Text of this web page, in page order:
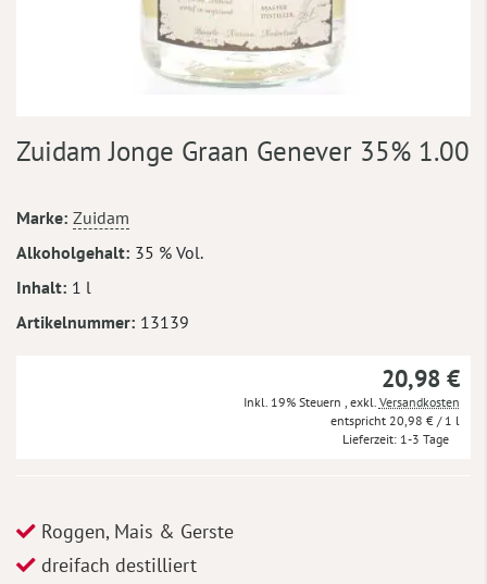
Anfang
springen
Zuidam Jonge Graan Genever 35% 1.00
Mehr
Informationen
Marke Zuidam
Alkoholgehalt 35 % Vol.
Inhalt 1 l
Artikelnummer 13139
20,98 €
Inkl. 19% Steuern exkl. Versandkosten
20,98 € / 1 l
Lieferzeit 1-3 Tage
Roggen, Mais & Gerste
dreifach destilliert